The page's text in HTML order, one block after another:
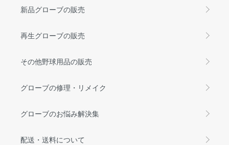
新品グローブの販売
再生グローブの販売
その他野球用品の販売
グローブの修理・リメイク
グローブのお悩み解決集
配送・送料について